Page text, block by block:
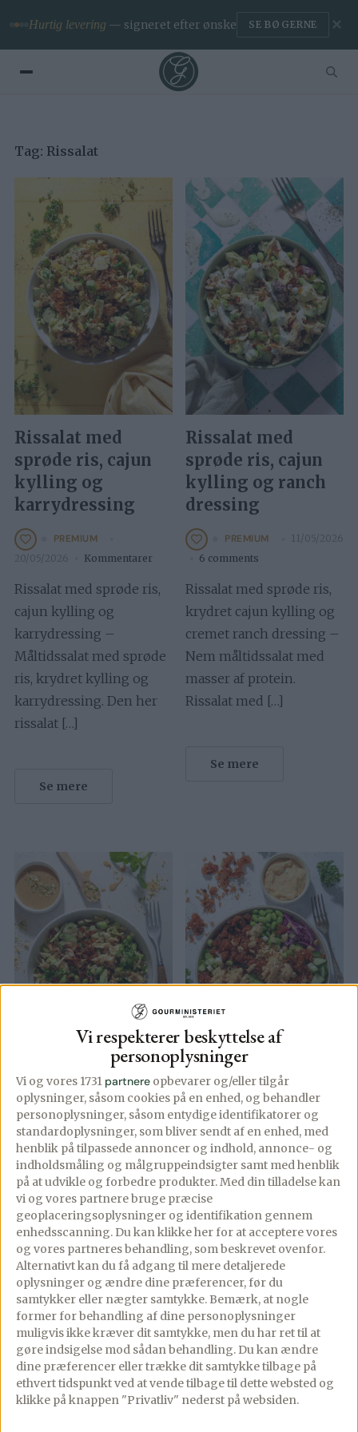
Vi respekterer beskyttelse af
personoplysninger
Vi og vores 1731 partnere opbevarer og/eller tilgår
oplysninger, såsom cookies på en enhed, og behandler
personoplysninger, såsom entydige identifikatorer og
standardoplysninger, som bliver sendt af en enhed, med
henblik på tilpassede annoncer og indhold, annonce- og
indholdsmåling og målgruppeindsigter samt med henblik
på at udvikle og forbedre produkter.Med din tilladelse kan
vi og vores partnere bruge præcise
geoplaceringsoplysninger og identifikation gennem
enhedsscanning. Du kan klikke her for at acceptere vores
og vores partneres behandling, som beskrevet ovenfor.
Alternativt kan du få adgang til mere detaljerede
oplysninger og ændre dine præferencer, før du
samtykker eller nægter samtykke. Bemærk, at nogle
former for behandling af dine personoplysninger
muligvis ikke kræver dit samtykke, men du har ret til at
gøre indsigelse mod sådan behandling. Du kan ændre
dine præferencer eller trække dit samtykke tilbage på
ethvert tidspunkt ved at vende tilbage til dette websted og
klikke på knappen "Privatliv" nederst på websiden.
Hurtig levering — signeret efter ønske SE BØGERNE ✕
Tag: Rissalat
Rissalat med
sprøde ris, cajun
kylling og
karrydressing
PREMIUM
20/05/2026 Kommentarer
Rissalat med sprøde ris,
cajun kylling og
karrydressing –
Måltidssalat med sprøde
ris, krydret kylling og
karrydressing. Den her
rissalat […]
Se mere
Rissalat med
sprøde ris, cajun
kylling og ranch
dressing
PREMIUM
11/05/2026
6 comments
Rissalat med sprøde ris,
krydret cajun kylling og
cremet ranch dressing –
Nem måltidssalat med
masser af protein.
Rissalat med […]
Se mere
Rissalat med
sprøde ris, kylling
og cremet
peanutdressing
PREMIUM
02/05/2026 4 comments
Crispy rissalat med
sprøde ris, kylling og
cremet peanutdressing.
Rissalat med sprøde ris,
kylling og
peanutdressing er én af
de […]
Rissalat med
sprøde ris, kylling
og chilidressing
28/03/2026
Asiatisk rissalat med
sprøde ris, kylling og
chilidressing – Nem og
lækker måltidssalat. Den
her rissalat er virkelig
noget helt […]